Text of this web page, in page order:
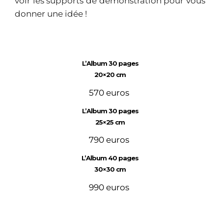
donner une idée !
L’Album 30 pages
20×20 cm
570 euros
L’Album 30 pages
25×25 cm
790 euros
L’Album 40 pages
30×30 cm
990 euros